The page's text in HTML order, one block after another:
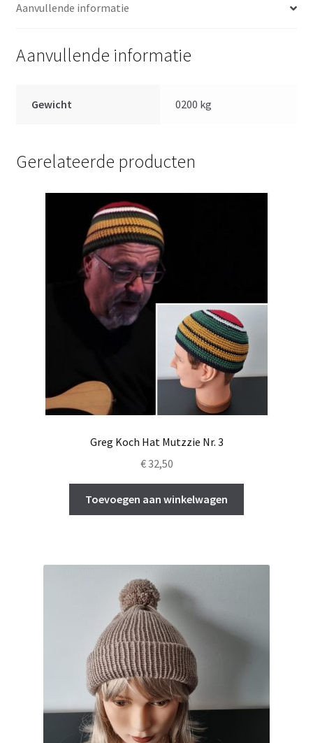
Aanvullende informatie
Aanvullende informatie
Gewicht 0200 kg
Gerelateerde producten
Greg Koch Hat Mutzzie Nr. 3
€32,50
Toevoegen aan winkelwagen